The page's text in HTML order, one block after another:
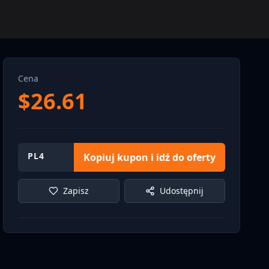
Cena
$26.61
PL4 Kopiuj kupon i idź do oferty
Zapisz Udostępnij